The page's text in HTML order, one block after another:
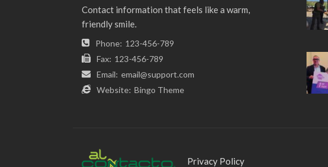
Contact information that feels like a warm,
friendly smile.
Phone: 123-456-789
Fax: 123-456-789
Email: email@support.com
Website: Bingo Theme
Privacy Policy